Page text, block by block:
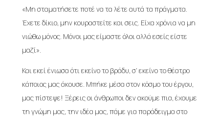
«Μη σταματήσετε ποτέ να τα λέτε αυτά τα πράγματα.
Έχετε δίκιο, μην κουραστείτε και σεις. Είχα χρόνια να μη
νιώθω μόνος. Μόνοι μας είμαστε όλοι αλλά εσείς είστε
μαζί».
Και εκεί ένιωσα ότι εκείνο το βράδυ, σ’ εκείνο το θέατρο
κάποιος μας άκουσε. Μπήκε μέσα στον κόσμο του έργου,
μας πίστεψε! Ξέρεις οι άνθρωποι δεν ακούμε πια, έχουμε
τη γνώμη μας, την ιδέα μας, πάμε για παράδειγμα στο